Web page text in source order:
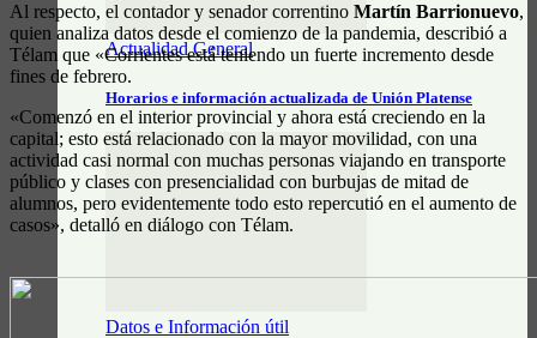
Actualidad General
Horarios e información actualizada de Unión Platense
Datos e Información útil
Al respecto, el contador y senador correntino Martín Barrionuevo,
quien analiza datos desde el comienzo de la pandemia, describió a
Télam que «Corrientes está teniendo un fuerte incremento desde
fines de febrero.
«Comenzó en el interior provincial y ahora está creciendo en la
capital; esto está relacionado con la mayor movilidad, con una
actividad casi normal con muchas personas viajando en transporte
público y clases con presencialidad con burbujas de mitad de
alumnos, pero evidentemente todo esto repercutió en el aumento de
casos», detalló en diálogo con Télam.